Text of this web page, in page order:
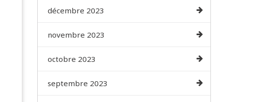
décembre 2023
novembre 2023
octobre 2023
septembre 2023